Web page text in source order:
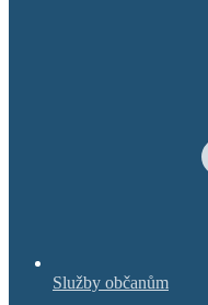
Služby občanům